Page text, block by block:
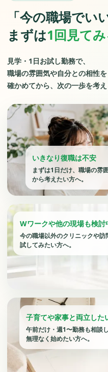
「今の職場でい
まずは1回見てみ
見学・1日お試し勤務で、
職場の雰囲気や自分との相性を
確かめてから、次の一歩を考え
いきなり復職は不安
まずは1日だけ、職場の雰
から考えたい方へ。
子育てや家事と両立した
午前だけ・週1〜勤務も相談し
無理なく始めたい方へ。
Wワークや他の現場も検討
今の職場以外のクリニックや訪
試してみたい方へ。